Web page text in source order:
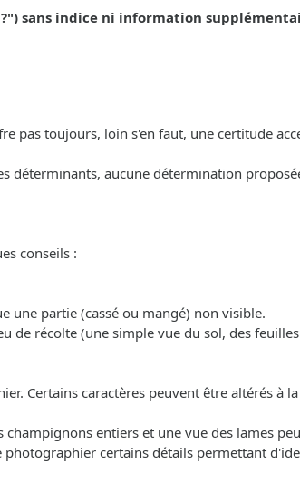
sans indice ni information
pas toujours, loin s'en faut, une certitude
déterminants, aucune détermination
conseils :
une partie (cassé ou mangé) non visible.
de récolte (une simple vue du sol, des
Certains caractères peuvent être altérés à
entiers et une vue des lames
certains détails permettant